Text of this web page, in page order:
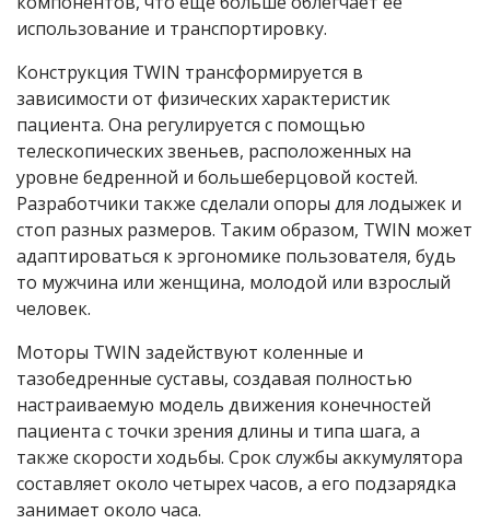
использование и транспортировку.
Конструкция TWIN трансформируется в
зависимости от физических характеристик
пациента. Она регулируется с помощью
телескопических звеньев, расположенных на
уровне бедренной и большеберцовой костей.
Разработчики также сделали опоры для лодыжек и
стоп разных размеров. Таким образом, TWIN может
адаптироваться к эргономике пользователя, будь
то мужчина или женщина, молодой или взрослый
человек.
Моторы TWIN задействуют коленные и
тазобедренные суставы, создавая полностью
настраиваемую модель движения конечностей
пациента с точки зрения длины и типа шага, а
также скорости ходьбы. Срок службы аккумулятора
составляет около четырех часов, а его подзарядка
занимает около часа.